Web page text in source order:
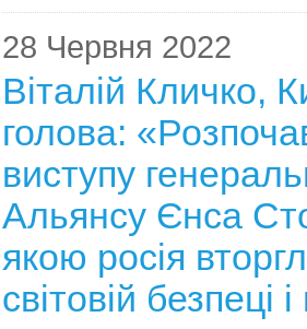
28 Червня 2022
Віталій Кличко,
голова:
виступу
Альянсу Єнса
якою росія
світовій безпеці